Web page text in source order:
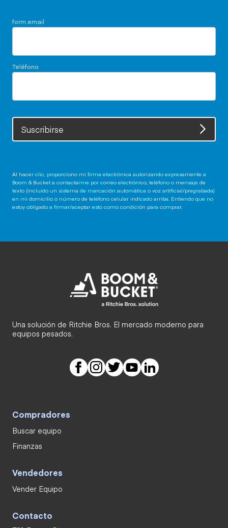
form.email
Teléfono
Suscribirse
Al hacer clic, proporciono mi firma electrónica autorizando expresamente a
Boom & Bucket a contactarme por correo electrónico, teléfono o mensaje de
texto (incluido un sistema de marcación automática o voz artificial/pregrabada)
en mi domicilio o número de teléfono celular indicado arriba. Entiendo que no
estoy obligado a firmar/aceptar esto como condición para comprar.
Una solución de Ritchie Bros. El mercado moderno para
equipos pesados.
Compradores
Buscar equipo
Finanzas
Vendedores
Vender Equipo
Contacto